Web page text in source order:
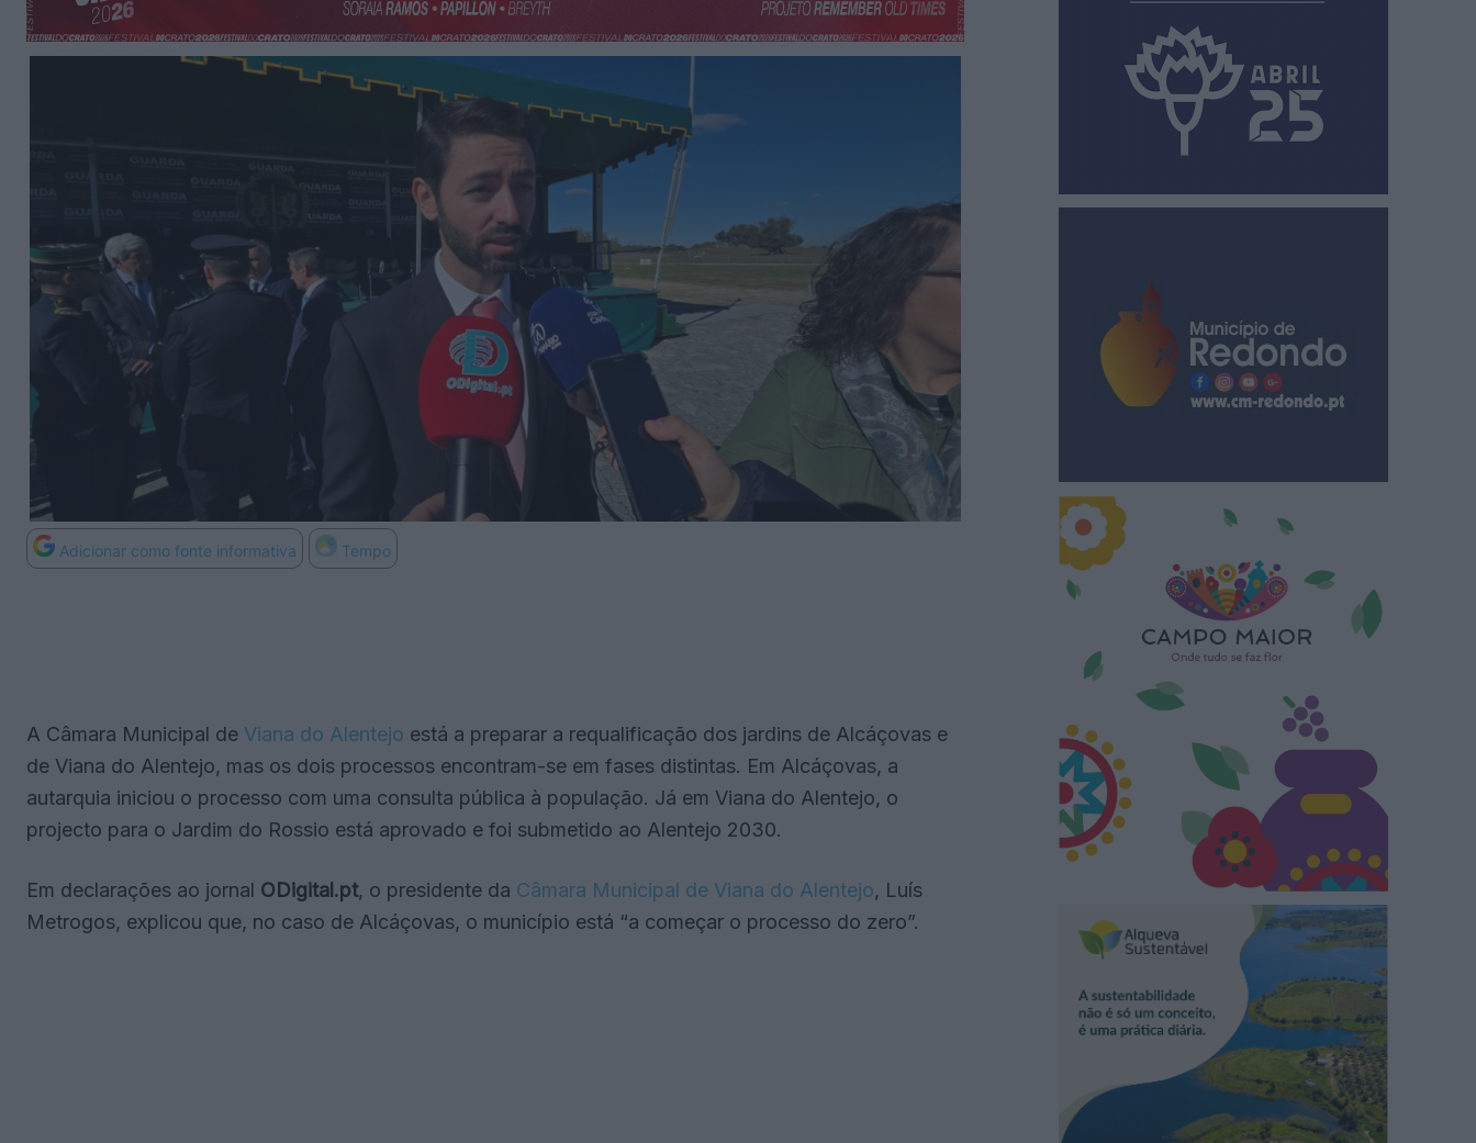
Adicionar como fonte informativa Tempo
A Câmara Municipal de Viana do Alentejo está a preparar a requalificação dos jardins de Alcáçovas e
de Viana do Alentejo, mas os dois processos encontram-se em fases distintas. Em Alcáçovas, a
autarquia iniciou o processo com uma consulta pública à população. Já em Viana do Alentejo, o
projecto para o Jardim do Rossio está aprovado e foi submetido ao Alentejo 2030.
Em declarações ao jornal ODigital.pt, o presidente da Câmara Municipal de Viana do Alentejo, Luís
Metrogos, explicou que, no caso de Alcáçovas, o município está “a começar o processo do zero”.